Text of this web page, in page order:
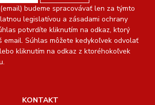
budeme spracovávať len za týmto
legislatívou a zásadami ochrany
potvrdíte kliknutím na odkaz, ktorý
email. Súhlas môžete kedykoľvek odvolať
kliknutím na odkaz z ktoréhokoľvek
KONTAKT